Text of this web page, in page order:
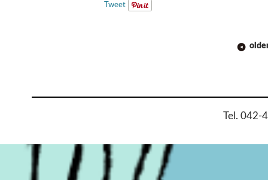
Tweet
Tel. 042-